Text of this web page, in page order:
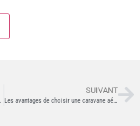
possible!
SUIVANT
Les avantages de choisir une caravane aérodynamique plutôt que son poids